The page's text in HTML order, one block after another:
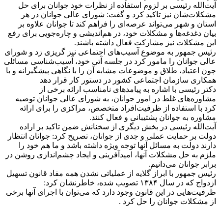
آیت‌الله رئیسی بر لزوم استفاده از نظرات خود جوانان برای حل
مشکلات‌شان نیز تاکید کرد و گفت: شورای‌ عالی جوانان در هر
استان و شهر می‌تواند عرصه‌ای را فراهم کند تا جوانان علاوه بر
بیان دغدغه‌ها و مشکلات خود، در هم‌اندیشی و چاره‌جویی برای رفع
این مشکلات نیز مشارکت فعال داشته باشند.
رئیس جمهور به موضوع آسیب‌های اجتماعی نیز گریزی زد و شورای
‌عالی جوانان را مامور کرد در جلسه آتی خود، آسیب‌شناسی مسائلی
چون اعتیاد، طلاق و موضوعات مشابه آن را با نگاهی پیشگیرانه و با
همکاری سازمان اجتماعی کشور در دستور کار قرار دهد
دکتر رئیسی با اشاره به پیامدهای نامناسب ارائه برخی از
مشاوره‌های غلط در امور جوانان، به شورای ‌عالی جوانان توصیه
کرد با استفاده از ظرفیت‌افراد متخصص، مراکزی را برای ارائه
مشاوره به جوانان پشتیبانی و فعال کنند.
آیت‌الله رئیسی در بخش دیگری از سخنانش ضمن تاکید بر اراده
دولت بر حمایت عملی و جدی از جوانان، تصریح کرد: جوانان انتظار
دارند دولت به مسائل آنها توجه ویژه داشته باشد و ما هم خود را
ملزم به حل مشکلات آنها، امیدآفرینی و ایجاد چشم‌اندازی روشن در
برابر جوانان می‌دانیم.
رئیس جمهور با ابراز گلایه از عملیاتی نشدن همه مفاد قانون تسهیل
ازدواج که در سال ۱۳۸۴ تصویب شده، خاطرنشان کرد:
ظرفیت‌هایی در این قانون وجود دارد که می‌توان با اجرای آنها برخی
از مشکلات جوانان را حل کرد .